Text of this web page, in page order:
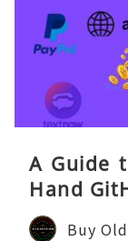
A Guide
Hand
Buy